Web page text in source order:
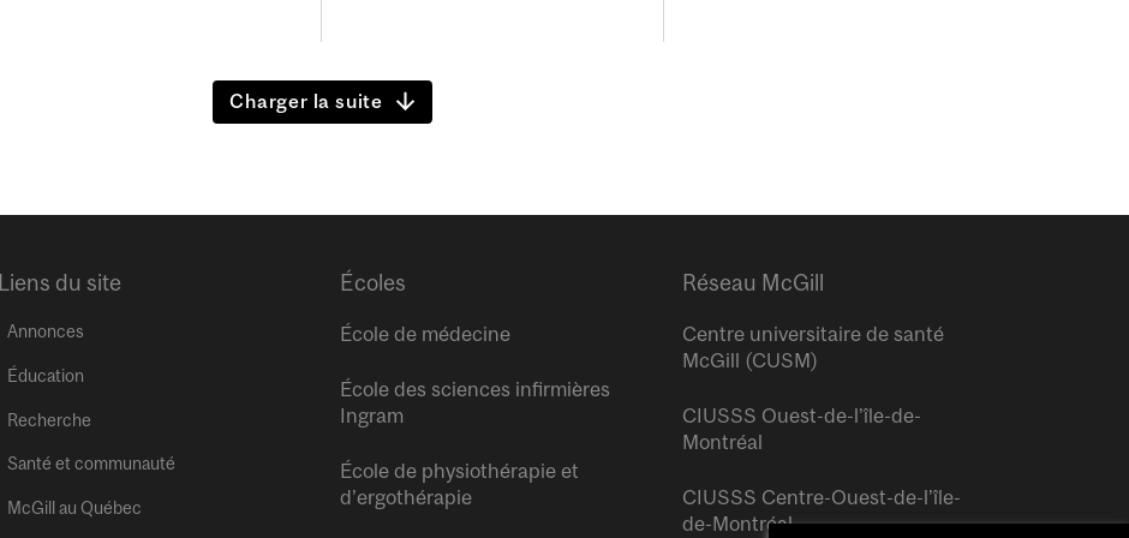
Charger la suite
Liens du site
Annonces
Éducation
Recherche
Santé et communauté
McGill au Québec
Écoles
École de médecine
École des sciences infirmières
Ingram
École de physiothérapie et
d’ergothérapie
Réseau McGill
Centre universitaire de santé
McGill (CUSM)
CIUSSS Ouest-de-l’île-de-
Montréal
CIUSSS Centre-Ouest-de-l’île-
de-Montréal